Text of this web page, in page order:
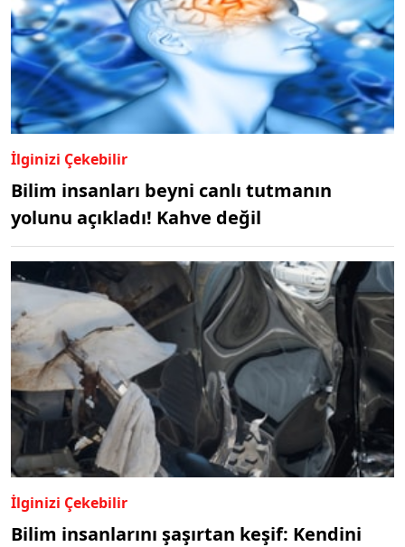
İlginizi Çekebilir
Bilim insanları beyni canlı tutmanın
yolunu açıkladı! Kahve değil
İlginizi Çekebilir
Bilim insanlarını şaşırtan keşif: Kendini